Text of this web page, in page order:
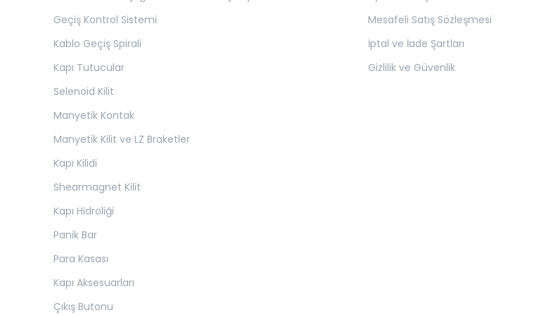
Geçiş Kontrol Sistemi
Kablo Geçiş Spirali
Kapı Tutucular
Selenoid Kilit
Manyetik Kontak
Manyetik Kilit ve LZ Braketler
Kapı Kilidi
Shearmagnet Kilit
Kapı Hidroliği
Panik Bar
Para Kasası
Kapı Aksesuarları
Çıkış Butonu
Mesafeli Satış Sözleşmesi
İptal ve İade Şartları
Gizlilik ve Güvenlik